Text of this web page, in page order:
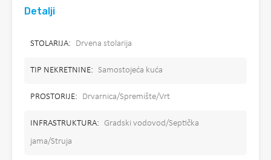
Detalji
STOLARIJA: Drvena stolarija
TIP NEKRETNINE: Samostojeća kuća
PROSTORIJE: Drvarnica/Spremište/Vrt
INFRASTRUKTURA: Gradski vodovod/Septička
jama/Struja